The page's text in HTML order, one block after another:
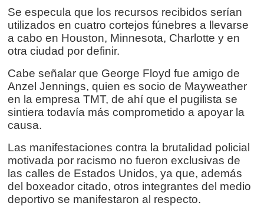
Se especula que los recursos recibidos serían
utilizados en cuatro cortejos fúnebres a llevarse
a cabo en Houston, Minnesota, Charlotte y en
otra ciudad por definir.
Cabe señalar que George Floyd fue amigo de
Anzel Jennings, quien es socio de Mayweather
en la empresa TMT, de ahí que el pugilista se
sintiera todavía más comprometido a apoyar la
causa.
Las manifestaciones contra la brutalidad policial
motivada por racismo no fueron exclusivas de
las calles de Estados Unidos, ya que, además
del boxeador citado, otros integrantes del medio
deportivo se manifestaron al respecto.